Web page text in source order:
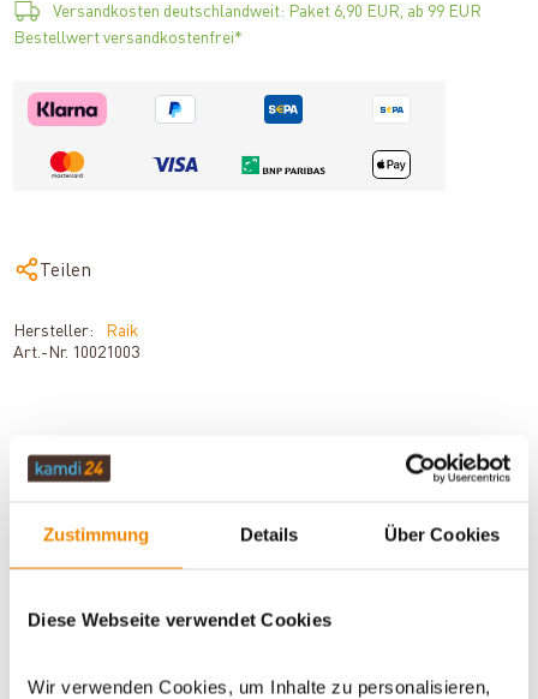
Zustimmung Details Über Cookies
Diese Webseite verwendet Cookies
Wir verwenden Cookies, um Inhalte zu personalisieren,
Versandkosten deutschlandweit: Paket 6,90 EUR, ab 99 EUR
Bestellwert versandkostenfrei*
Teilen
Hersteller:
Raik
Art.-Nr. 10021003
BESCHREIBUNG
TECHNISCHE DATEN